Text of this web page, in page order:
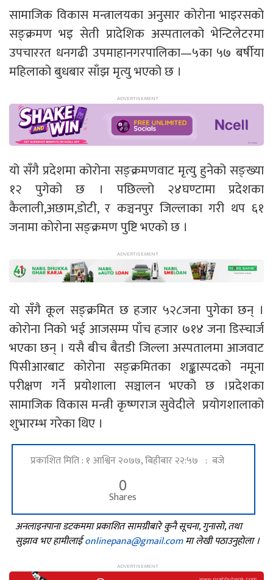
सामाजिक विकास मन्त्रालयका अनुसार कोरोना भाइरसको
सङ्क्रमण भइ सेती प्रादेशिक अस्पतालको भेन्टिलेटरमा
उपचाररत धनगढी उपमाहानगरपालिका—५का ५७ बर्षीया
महिलाको बुधबार साँझ मृत्यु भएको छ ।
यो सँगै प्रदेशमा कोरोना सङ्क्रमणवाट मृत्यु हुनेको सङ्ख्या
१२ पुगेको छ । पछिल्लो २४घण्टामा प्रदेशका
कैलाली,अछाम,डोटी, र कञ्चनपुर जिल्लाका गरी थप ६१
जनामा कोरोना सङ्क्रमण पुष्टि भएको छ ।
यो सँगै कूल सङ्क्रमित छ हजार ५२८जना पुगेका छन् ।
कोरोना निको भई आजसम्म पाँच हजार ७१४ जना डिस्चार्ज
भएका छन् । यसै बीच बैतडी जिल्ला अस्पतालमा आजवाट
पिसीआरबाट कोरोना सङ्क्रमितका शङ्कास्पदको नमूना
परीक्षण गर्ने प्रयोशाला सञ्चालन भएको छ ।प्रदेशका
सामाजिक विकास मन्त्री कृष्णराज सुवेदीले प्रयोगशालाको
शुभारम्भ गरेका थिए ।
प्रकाशित मिति : १ आश्विन २०७७, बिहीबार २२:५७ : बजे
0
Shares
अनलाइनपाना डटकममा प्रकाशित सामग्रीबारे कुनै सूचना, गुनासो, तथा
सुझाव भए हामीलाईonlinepana@gmail.comमा लेखी पठाउनुहोला ।